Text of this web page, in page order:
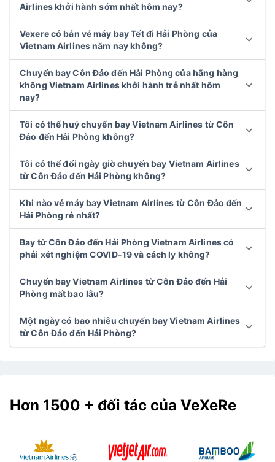
Airlines khởi hành sớm nhất hôm nay?
Vexere có bán vé máy bay Tết đi Hải Phòng của
Vietnam Airlines năm nay không?
Chuyến bay Côn Đảo đến Hải Phòng của hãng hàng
không Vietnam Airlines khởi hành trễ nhất hôm
nay?
Tôi có thể huý chuyến bay Vietnam Airlines từ Côn
Đảo đến Hải Phòng không?
Tôi có thể đổi ngày giờ chuyến bay Vietnam Airlines
từ Côn Đảo đến Hải Phòng không?
Khi nào vé máy bay Vietnam Airlines từ Côn Đảo đến
Hải Phòng rẻ nhất?
Bay từ Côn Đảo đến Hải Phòng Vietnam Airlines có
phải xét nghiệm COVID-19 và cách ly không?
Chuyến bay Vietnam Airlines từ Côn Đảo đến Hải
Phòng mất bao lâu?
Một ngày có bao nhiêu chuyến bay Vietnam Airlines
từ Côn Đảo đến Hải Phòng?
Hơn 1500 + đối tác của VeXeRe